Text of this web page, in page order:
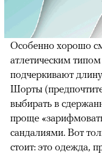
Особенно хорошо
атлетическим
подчеркивают
Шорты
выбирать в
проще
сандалиями. Вот
стоит: это одежда,